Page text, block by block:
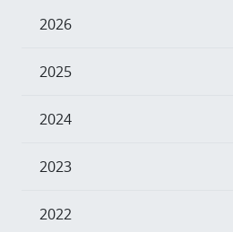
2026
2025
2024
2023
2022